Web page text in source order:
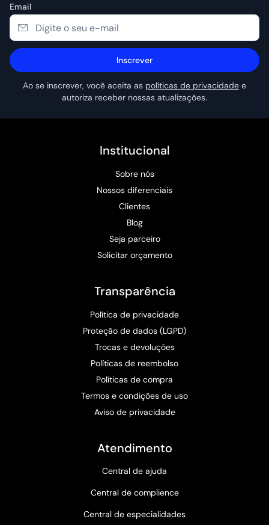
Email
Inscrever
Ao se inscrever, você aceita as políticas de privacidade e
autoriza receber nossas atualizações.
Institucional
Sobre nós
Nossos diferenciais
Clientes
Blog
Seja parceiro
Solicitar orçamento
Transparência
Política de privacidade
Proteção de dados (LGPD)
Trocas e devoluções
Políticas de reembolso
Políticas de compra
Termos e condições de uso
Aviso de privacidade
Atendimento
Central de ajuda
Central de complience
Central de especialidades